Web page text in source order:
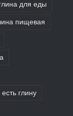
для еды
пищевая
есть глину